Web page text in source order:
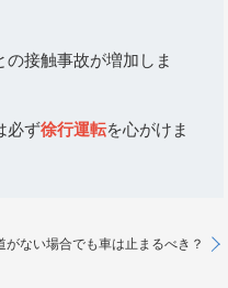
の接触事故が増加しま
必ず徐行運転を心がけま
ない場合でも車は止まるべき？